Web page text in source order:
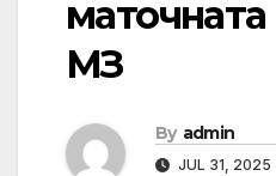
МЗ
By admin
JUL 31, 2025